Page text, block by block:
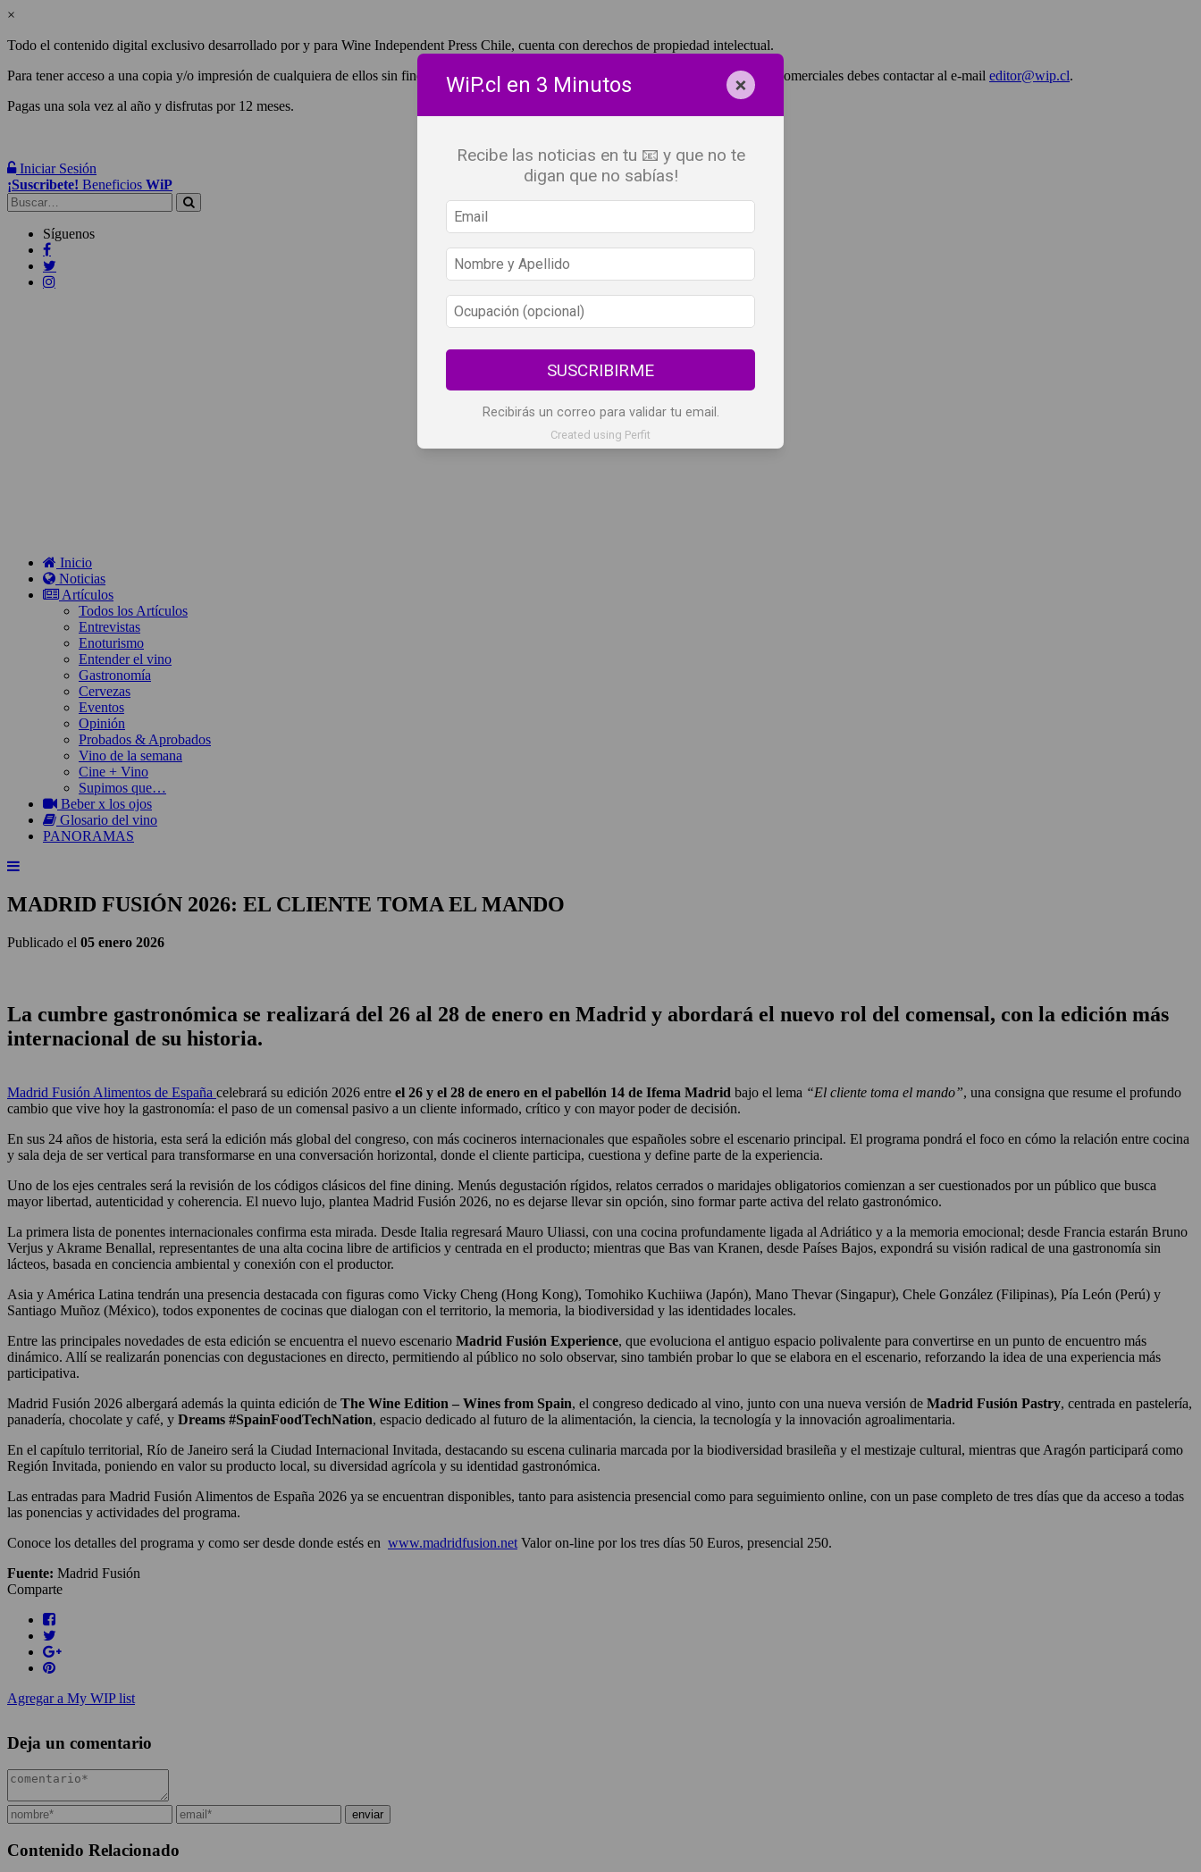
×
Todo el contenido digital exclusivo desarrollado por y para Wine Independent Press Chile, cuenta con derechos de propiedad intelectual.
Para tener acceso a una copia y/o impresión de cualquiera de ellos sin fines de lucro, debes ser #SuscriptorWiP.^Para su réplica con fines comerciales debes contactar al e-mail editor@wip.cl.
Pagas una sola vez al año y disfrutas por 12 meses.
Iniciar Sesión
¡Suscribete! Beneficios WiP
Buscar:
Síguenos
Inicio
Noticias
Artículos
Todos los Artículos
Entrevistas
Enoturismo
Entender el vino
Gastronomía
Cervezas
Eventos
Opinión
Probados & Aprobados
Vino de la semana
Cine + Vino
Supimos que…
Beber x los ojos
Glosario del vino
PANORAMAS
MADRID FUSIÓN 2026: EL CLIENTE TOMA EL MANDO
Publicado el 05 enero 2026
La cumbre gastronómica se realizará del 26 al 28 de enero en Madrid y abordará el nuevo rol del comensal, con la edición más
internacional de su historia.
Madrid Fusión Alimentos de España celebrará su edición 2026 entre el 26 y el 28 de enero en el pabellón 14 de Ifema Madrid bajo el lema “El cliente toma el mando”, una consigna que resume el profundo
cambio que vive hoy la gastronomía: el paso de un comensal pasivo a un cliente informado, crítico y con mayor poder de decisión.
En sus 24 años de historia, esta será la edición más global del congreso, con más cocineros internacionales que españoles sobre el escenario principal. El programa pondrá el foco en cómo la relación entre cocina
y sala deja de ser vertical para transformarse en una conversación horizontal, donde el cliente participa, cuestiona y define parte de la experiencia.
Uno de los ejes centrales será la revisión de los códigos clásicos del fine dining. Menús degustación rígidos, relatos cerrados o maridajes obligatorios comienzan a ser cuestionados por un público que busca
mayor libertad, autenticidad y coherencia. El nuevo lujo, plantea Madrid Fusión 2026, no es dejarse llevar sin opción, sino formar parte activa del relato gastronómico.
La primera lista de ponentes internacionales confirma esta mirada. Desde Italia regresará Mauro Uliassi, con una cocina profundamente ligada al Adriático y a la memoria emocional; desde Francia estarán Bruno
Verjus y Akrame Benallal, representantes de una alta cocina libre de artificios y centrada en el producto; mientras que Bas van Kranen, desde Países Bajos, expondrá su visión radical de una gastronomía sin
lácteos, basada en conciencia ambiental y conexión con el productor.
Asia y América Latina tendrán una presencia destacada con figuras como Vicky Cheng (Hong Kong), Tomohiko Kuchiiwa (Japón), Mano Thevar (Singapur), Chele González (Filipinas), Pía León (Perú) y
Santiago Muñoz (México), todos exponentes de cocinas que dialogan con el territorio, la memoria, la biodiversidad y las identidades locales.
Entre las principales novedades de esta edición se encuentra el nuevo escenario Madrid Fusión Experience, que evoluciona el antiguo espacio polivalente para convertirse en un punto de encuentro más
dinámico. Allí se realizarán ponencias con degustaciones en directo, permitiendo al público no solo observar, sino también probar lo que se elabora en el escenario, reforzando la idea de una experiencia más
participativa.
Madrid Fusión 2026 albergará además la quinta edición de The Wine Edition – Wines from Spain, el congreso dedicado al vino, junto con una nueva versión de Madrid Fusión Pastry, centrada en pastelería,
panadería, chocolate y café, y Dreams #SpainFoodTechNation, espacio dedicado al futuro de la alimentación, la ciencia, la tecnología y la innovación agroalimentaria.
En el capítulo territorial, Río de Janeiro será la Ciudad Internacional Invitada, destacando su escena culinaria marcada por la biodiversidad brasileña y el mestizaje cultural, mientras que Aragón participará como
Región Invitada, poniendo en valor su producto local, su diversidad agrícola y su identidad gastronómica.
Las entradas para Madrid Fusión Alimentos de España 2026 ya se encuentran disponibles, tanto para asistencia presencial como para seguimiento online, con un pase completo de tres días que da acceso a todas
las ponencias y actividades del programa.
Conoce los detalles del programa y como ser desde donde estés en www.madridfusion.net Valor on-line por los tres días 50 Euros, presencial 250.
Fuente: Madrid Fusión
Comparte
Agregar a My WIP list
Deja un comentario
Contenido Relacionado
WiP.cl en 3 Minutos ×
Recibe las noticias en tu 📧 y que no te
digan que no sabías!
SUSCRIBIRME
Recibirás un correo para validar tu email.
Created using Perfit